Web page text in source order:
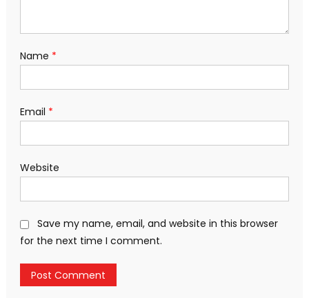
Name *
Email *
Website
Save my name, email, and website in this browser
for the next time I comment.